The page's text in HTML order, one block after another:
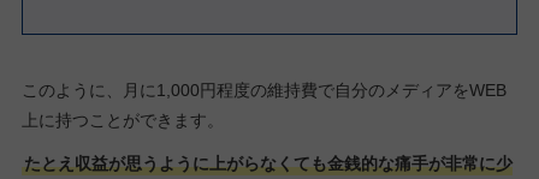
このように、月に1,000円程度の維持費で自分のメディアをWEB
上に持つことができます。
たとえ収益が思うように上がらなくても金銭的な痛手が非常に少